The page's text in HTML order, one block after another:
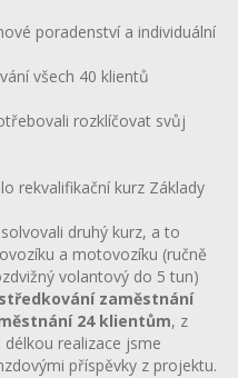
poradenství a individuální
všech 40 klientů
rozklíčovat svůj
rekvalifikační kurz Základy
druhý kurz, a to
a motovozíku (ručně
volantový do 5 tun)
zaměstnání
24 klientům, z
realizace jsme
příspěvky z projektu.